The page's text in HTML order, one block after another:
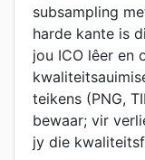
subsampling
harde kante is
jou ICO lêer en
teikens (PNG,
bewaar; vir
jy die